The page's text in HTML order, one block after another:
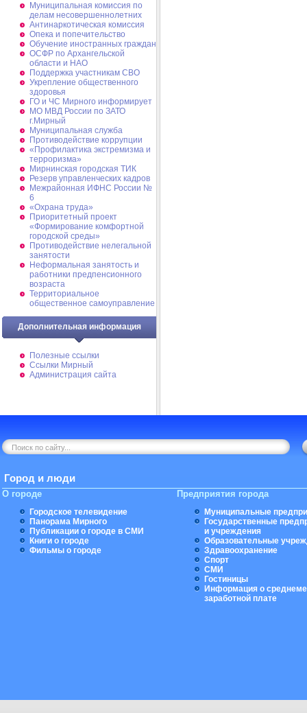
Муниципальная комиссия по
делам несовершеннолетних
Антинаркотическая комиссия
Опека и попечительство
Обучение иностранных граждан
ОСФР по Архангельской
области и НАО
Поддержка участникам СВО
Укрепление общественного
здоровья
ГО и ЧС Мирного информирует
МО МВД России по ЗАТО
г.Мирный
Муниципальная cлужба
Противодействие коррупции
«Профилактика экстремизма и
терроризма»
Мирнинская городская ТИК
Резерв управленческих кадров
Межрайонная ИФНС России №
6
«Охрана труда»
Приоритетный проект
«Формирование комфортной
городской среды»
Противодействие нелегальной
занятости
Неформальная занятость и
работники предпенсионного
возраста
Территориальное
общественное самоуправление
Дополнительная информация
Полезные ссылки
Ссылки Мирный
Администрация сайта
Город и люди
О городе
Городское телевидение
Панорама Мирного
Публикации о городе в СМИ
Книги о городе
Фильмы о городе
Предприятия города
Муниципальные
Государственные
и учреждения
Образовательные
Здравоохранение
Спорт
СМИ
Гостиницы
Информация о
заработной плате